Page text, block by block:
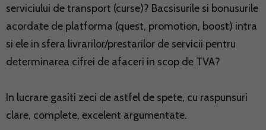
serviciului de transport (curse)? Bacsisurile si bonusurile
acordate de platforma (quest, promotion, boost) intra
si ele in sfera livrarilor/prestarilor de servicii pentru
determinarea cifrei de afaceri in scop de TVA?
In lucrare gasiti zeci de astfel de spete, cu raspunsuri
clare, complete, excelent argumentate.